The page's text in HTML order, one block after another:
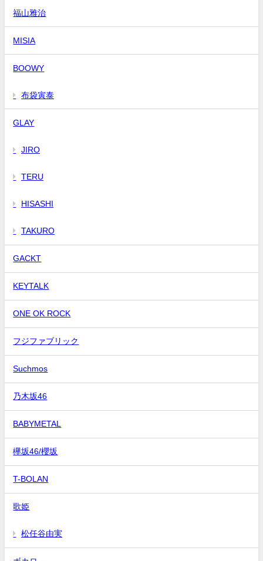
福山雅治
MISIA
BOOWY
布袋寅泰
GLAY
JIRO
TERU
HISASHI
TAKURO
GACKT
KEYTALK
ONE OK ROCK
フジファブリック
Suchmos
乃木坂46
BABYMETAL
欅坂46/櫻坂
T-BOLAN
歌姫
松任谷由実